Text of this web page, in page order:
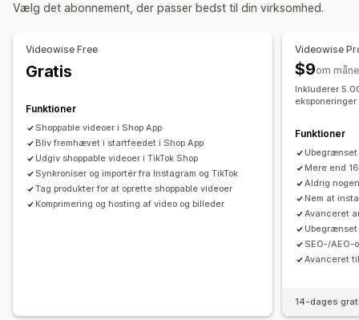
Notifikationer
Tilpasning
Videoredigering
Tilpasset webadresse
Videowidget
Pop op-vinduer
Karruseller
Dynamisk på mobil
Flere sprog
Tilpassede layouts
Links til sociale medier
Analyser
Engagementssporing Konverteringssporing
Vælg det abonnement, der passer bedst til din virksomhed.
Videowise Free
Gratis
Funktioner
Shoppable videoer i Shop App
Bliv fremhævet i startfeedet i Shop App
Udgiv shoppable videoer i TikTok Shop
Synkroniser og importér fra Instagram og TikTok
Tag produkter for at oprette shoppable videoer
Komprimering og hosting af video og billeder
Videowise
$9om
Inkluderer
Funktioner
Ubegrænset
Mere end
Aldrig
Nem at
Avanceret
SEO-/AEO-
Avanceret
14-dages